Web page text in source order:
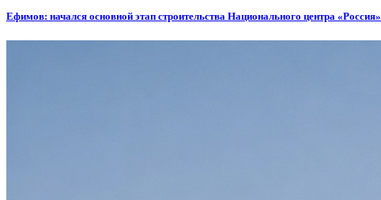
Ефимов: начался основной этап строительства Национального центра «Россия»